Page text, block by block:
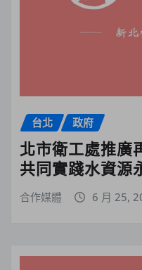
台北 政府
北市衛工處推廣
共同實踐水資源
合作媒體 6 月 25,